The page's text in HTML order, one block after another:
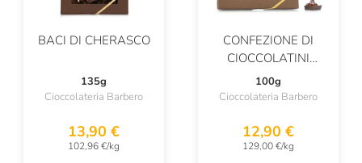
BACI DI CHERASCO
135g
Cioccolateria Barbero
13,90 €
102,96 €/kg
CONFEZIONE DI
CIOCCOLATINI
ASSORTITI
100g
Cioccolateria Barbero
12,90 €
129,00 €/kg